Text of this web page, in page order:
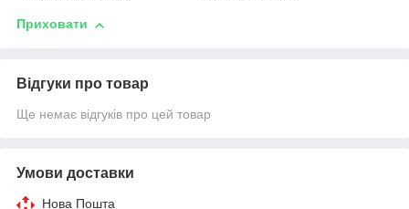
Приховати
Відгуки про товар
Ще немає відгуків про цей товар
Умови доставки
Нова Пошта